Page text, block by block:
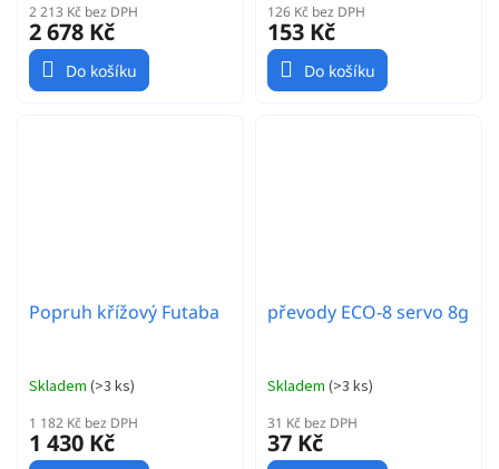
2 213 Kč bez DPH
2 678 Kč
Do košíku
126 Kč bez DPH
153 Kč
Do košíku
Popruh křížový Futaba
Skladem (>3 ks)
1 182 Kč bez DPH
1 430 Kč
převody ECO-8 servo 8g
Skladem (>3 ks)
31 Kč bez DPH
37 Kč